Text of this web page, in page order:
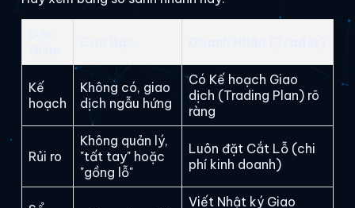
Kế
hoạch
Không có, giao
dịch ngẫu hứng
Có Kế hoạch Giao
dịch (Trading Plan) rõ
ràng
Rủi ro
Không quản lý,
"tất tay" hoặc
"gồng lỗ"
Luôn đặt Cắt Lỗ (chi
phí kinh doanh)
Viết Nhật ký Giao